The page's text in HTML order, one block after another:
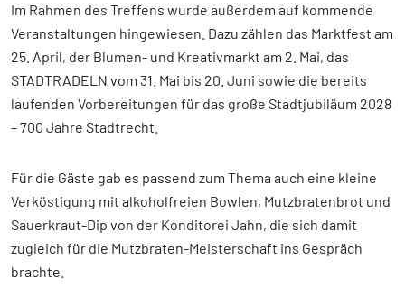
Im Rahmen des Treffens wurde außerdem auf kommende
Veranstaltungen hingewiesen. Dazu zählen das Marktfest am
25. April, der Blumen- und Kreativmarkt am 2. Mai, das
STADTRADELN vom 31. Mai bis 20. Juni sowie die bereits
laufenden Vorbereitungen für das große Stadtjubiläum 2028
– 700 Jahre Stadtrecht.
Für die Gäste gab es passend zum Thema auch eine kleine
Verköstigung mit alkoholfreien Bowlen, Mutzbratenbrot und
Sauerkraut-Dip von der Konditorei Jahn, die sich damit
zugleich für die Mutzbraten-Meisterschaft ins Gespräch
brachte.